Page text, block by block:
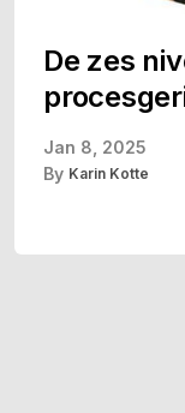
De zes
Jan 8, 2025
By Karin Kotte